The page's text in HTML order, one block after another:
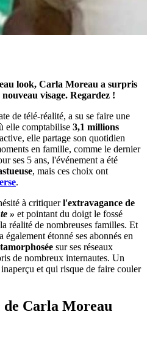
look, Carla Moreau a surpris
visage. Regardez !
de télé-réalité, a su se faire une
elle comptabilise 3,1 millions
elle partage son quotidien
en famille, comme le dernier
ses 5 ans, l'événement a été
, mais ces choix ont
.
à critiquerl'extravagance de
» et pointant du doigt le fossé
réalité de nombreuses familles. Et
étonné ses abonnés en
sur ses réseaux
de nombreux internautes. Un
inaperçu et qui risque de faire couler
de Carla Moreau